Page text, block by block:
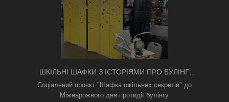
ШКІЛЬНІ ШАФКИ З ІСТОРІЯМИ ПРО БУЛІНГ
З'ЯВИЛИСЯ В КИЄВІ
Соціальний проєкт "Шафка шкільних секретів" до
Міжнарожного дня протидії булінгу